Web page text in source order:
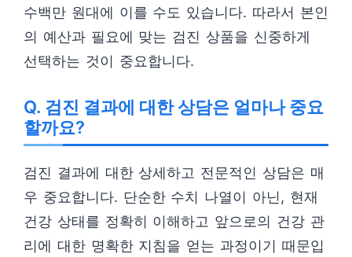
수백만 원대에 이를 수도 있습니다. 따라서 본인
의 예산과 필요에 맞는 검진 상품을 신중하게
선택하는 것이 중요합니다.
Q. 검진 결과에 대한 상담은 얼마나 중요
할까요?
검진 결과에 대한 상세하고 전문적인 상담은 매
우 중요합니다. 단순한 수치 나열이 아닌, 현재
건강 상태를 정확히 이해하고 앞으로의 건강 관
리에 대한 명확한 지침을 얻는 과정이기 때문입